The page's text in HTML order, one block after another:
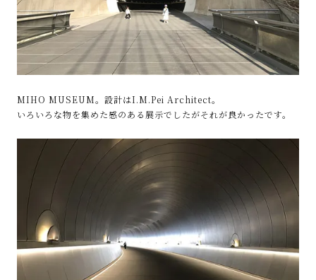
MIHO MUSEUM。設計はI.M.Pei Architect。
いろいろな物を集めた感のある展示でしたがそれが良かったです。